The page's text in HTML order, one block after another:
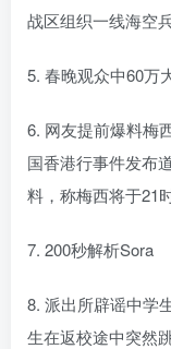
战区组织一线海空
5. 春晚观众中60万
6. 网友提前爆料梅
国香港行事件发布
料，称梅西将于21
7. 200秒解析Sora
8. 派出所辟谣中学
生在返校途中突然